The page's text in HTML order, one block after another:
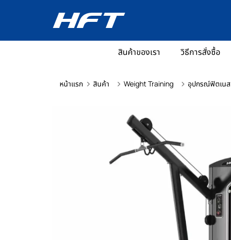
สินค้าของเรา วิธีการสั่งซื้อ
หน้าแรก สินค้า Weight Training อุปกรณ์ฟิตเนส